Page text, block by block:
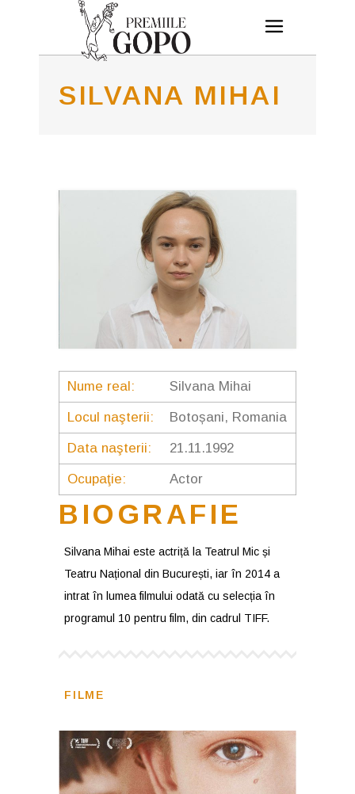
SILVANA MIHAI
Nume real: Silvana Mihai
Locul naşterii: Botoșani, Romania
Data naşterii: 21.11.1992
Ocupaţie: Actor
BIOGRAFIE
Silvana Mihai este actriță la Teatrul Mic și
Teatru Național din București, iar în 2014 a
intrat în lumea filmului odată cu selecția în
programul 10 pentru film, din cadrul TIFF.
FILME